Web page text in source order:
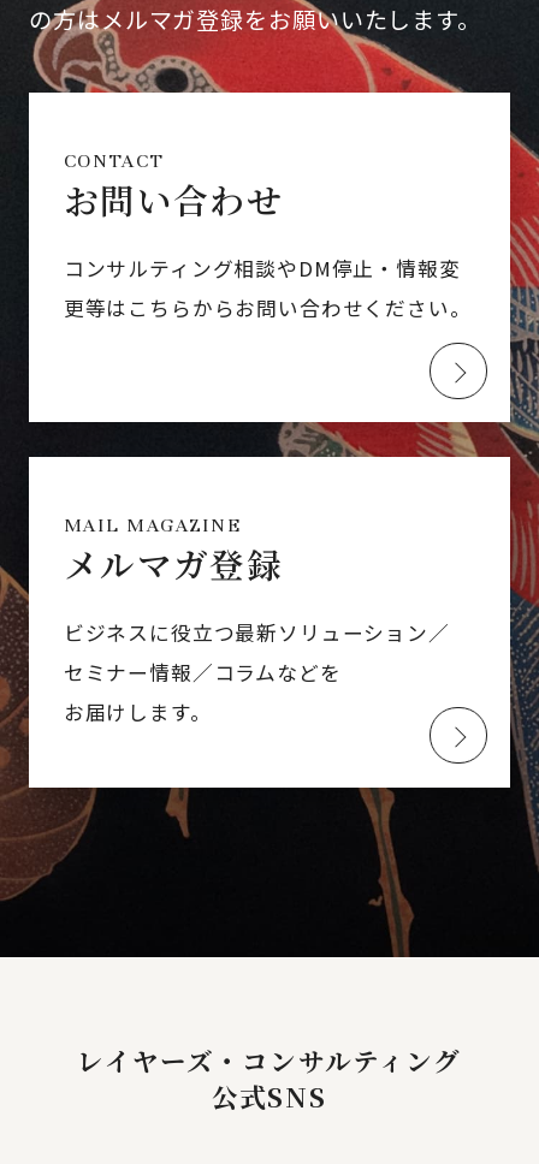
の方はメルマガ登録をお願いいたします。
CONTACT
お問い合わせ
コンサルティング相談やDM停止・情報変
更等はこちらからお問い合わせください。
MAIL MAGAZINE
メルマガ登録
ビジネスに役立つ最新ソリューション／
セミナー情報／コラムなどを
お届けします。
レイヤーズ・コンサルティング
公式SNS